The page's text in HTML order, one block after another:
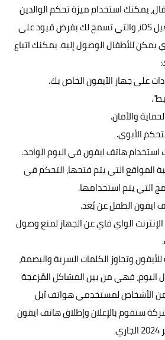
يمكنك استخدام ميزة تحكم الوالدين
المدمجة في نظام التشغيل iOS، والتي تسمح لك بفرض قيود على
يمكن للأطفال الوصول إليه. يمكنك اتباع
على جهاز الآيفون الخاص بك.
والأمان.
الأبوي.
هاتف ايفون في اليوم الواحد.
المواقع التي يتم فتحها، التحكم في
التي يتم استخدامها.
ايفون الطفل عن بُعد.
الواي فاي عن الجهاز لمنع وصول
وتجاوز الكلمات السرية والبصمة،
اليوم، فهي من بين المشاكل المُزعجة
الأشخاص لمستخدمي هواتف آبل
ستقوم بالإعلان وإطلاق هاتف ايفون